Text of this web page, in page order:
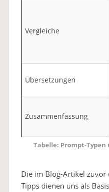
Vergleiche
Übersetzungen
Zusammenfassung
Tabelle: Prompt-
Die im Blog-Artikel
Tipps dienen uns als